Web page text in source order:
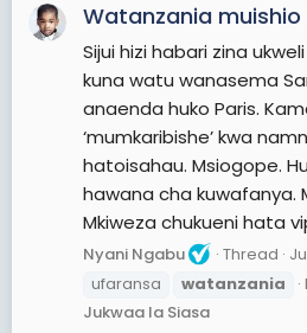
Watanzania muishio
Sijui hizi habari zina
kuna watu wanasema
anaenda huko Paris.
‘mumkaribishe’ kwa
hatoisahau. Msiogope.
hawana cha kuwafanya.
Mkiweza chukueni hata
Nyani Ngabu Thread
ufaransa
watanzania
Jukwaa la Siasa